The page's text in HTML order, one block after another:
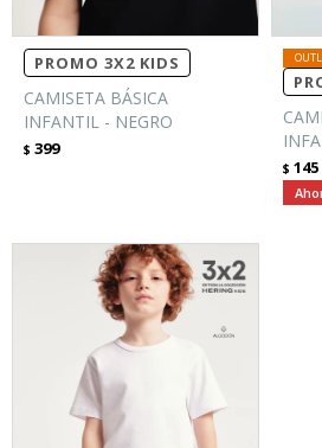
PROMO 3X2 KIDS
CAMISETA BÁSICA
INFANTIL - NEGRO
$ 399
$ 145